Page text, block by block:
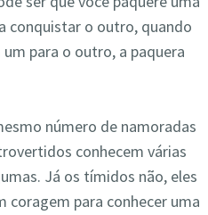
conquistar o outro, quando
para o outro, a paquera
número de namoradas
conhecem várias
Já os tímidos não, eles
coragem para conhecer uma